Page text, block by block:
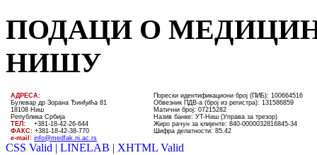
ПОДАЦИ О
НИШУ
AДРЕСА:
Булевар др Зорана Ђинђића 81
18108 Ниш
Република Србија
ТЕЛ: +381-18-42-26-644
ФАКС: +381-18-42-38-770
e-mail: info@medfak.ni.ac.rs
Порески идентификациони број (ПИБ): 100664516
Обвезник ПДВ-а (број из регистра): 131586859
Матични број: 07215282
Назив банке: УT-Ниш (Управа за трезор)
Жиро рачун за клијенте:840-0000032816845-34
Шифра делатности: 85.42
CSS Valid | LINELAB | XHTML Valid